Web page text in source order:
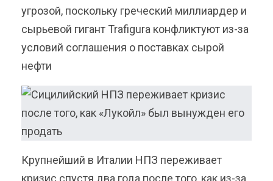
угрозой, поскольку греческий миллиардер и
сырьевой гигант Trafigura конфликтуют из-за
условий соглашения о поставках сырой
нефти
Крупнейший в Италии НПЗ переживает
кризис спустя два года после того, как из-за